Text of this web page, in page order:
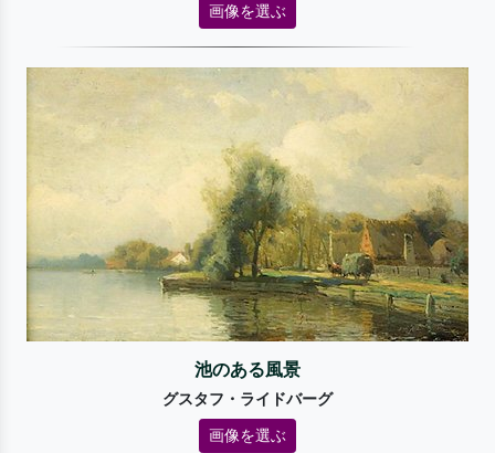
画像を選ぶ
池のある風景
グスタフ・ライドバーグ
画像を選ぶ